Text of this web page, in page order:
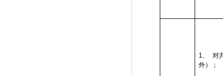
1、
对
外）；